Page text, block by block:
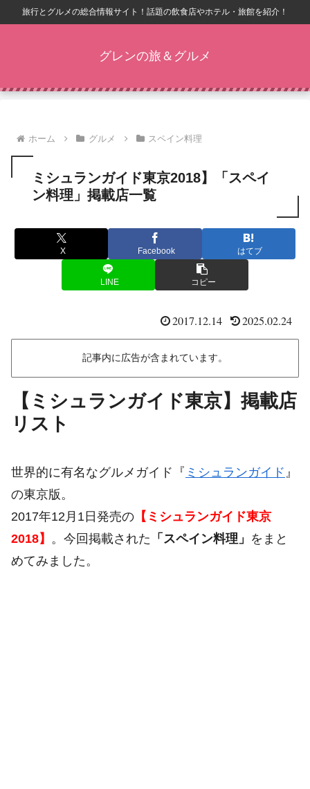
旅行とグルメの総合情報サイト！話題の飲食店やホテル・旅館を紹介！
グレンの旅＆グルメ
ホーム グルメ スペイン料理
ミシュランガイド東京2018】「スペイ
ン料理」掲載店一覧
X Facebook はてブ
LINE コピー
2017.12.14 2025.02.24
記事内に広告が含まれています。
【ミシュランガイド東京】掲載店
リスト
世界的に有名なグルメガイド『 ミシュランガイド 』
の東京版。
2017年12月1日発売の 【ミシュランガイド東京
2018】 。今回掲載された 「スペイン料理」 をまと
めてみました。